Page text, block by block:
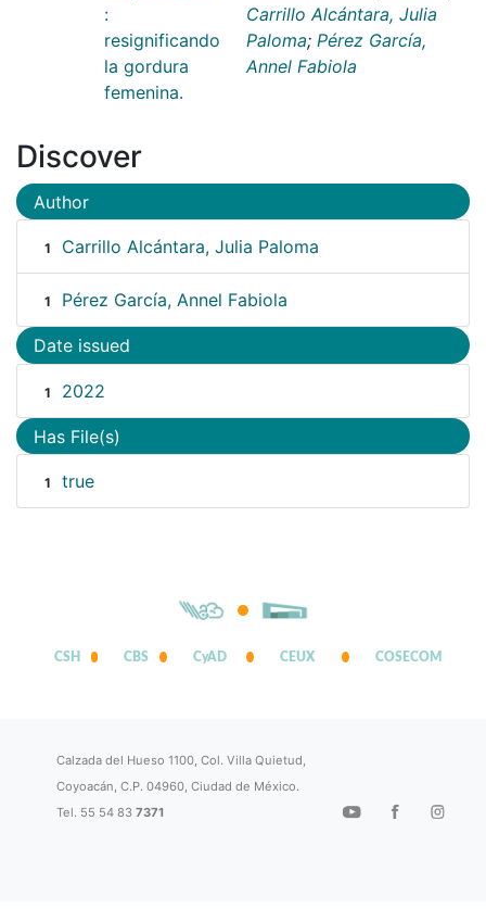
:
resignificando
la gordura
femenina.
Carrillo Alcántara, Julia
Paloma; Pérez García,
Annel Fabiola
Discover
Author
1 Carrillo Alcántara, Julia Paloma
1 Pérez García, Annel Fabiola
Date issued
1 2022
Has File(s)
1 true
CSH CBS CyAD CEUX COSECOM
Calzada del Hueso 1100, Col. Villa Quietud,
Coyoacán, C.P. 04960, Ciudad de México.
Tel. 55 54 837371